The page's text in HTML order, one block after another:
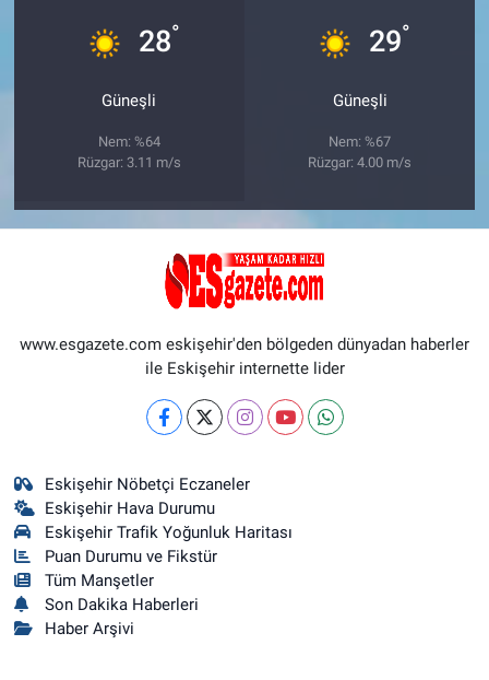
28°
Güneşli
Nem: %64
Rüzgar: 3.11 m/s
29°
Güneşli
Nem: %67
Rüzgar: 4.00 m/s
www.esgazete.com eskişehir'den bölgeden dünyadan haberler
ile Eskişehir internette lider
Eskişehir Nöbetçi Eczaneler
Eskişehir Hava Durumu
Eskişehir Trafik Yoğunluk Haritası
Puan Durumu ve Fikstür
Tüm Manşetler
Son Dakika Haberleri
Haber Arşivi